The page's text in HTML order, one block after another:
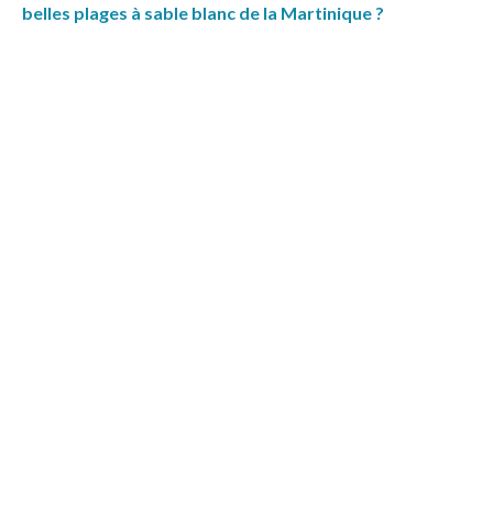
belles plages à sable blanc de la Martinique ?